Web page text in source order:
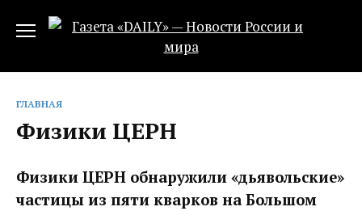
ГЛАВНАЯ
Физики ЦЕРН
Физики ЦЕРН обнаружили «дьявольские»
частицы из пяти кварков на Большом